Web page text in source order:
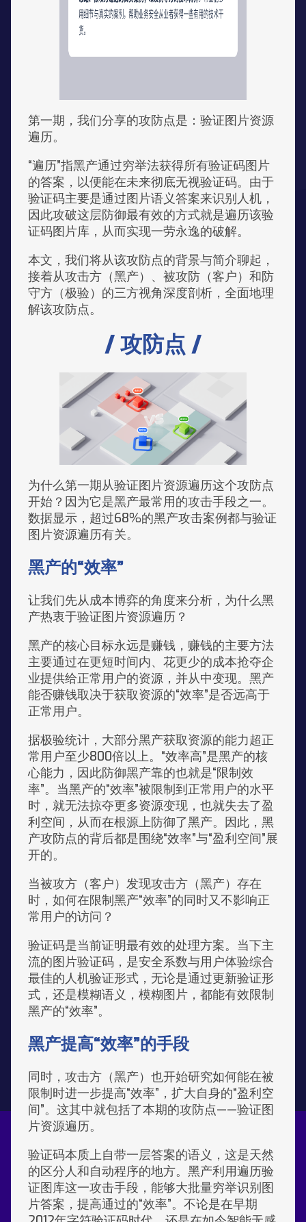
第一期，我们分享的攻防点是：验证图片资源
遍历。
“遍历”指黑产通过穷举法获得所有验证码图片
的答案，以便能在未来彻底无视验证码。由于
验证码主要是通过图片语义答案来识别人机，
因此攻破这层防御最有效的方式就是遍历该验
证码图片库，从而实现一劳永逸的破解。
本文，我们将从该攻防点的背景与简介聊起，
接着从攻击方（黑产）、被攻防（客户）和防
守方（极验）的三方视角深度剖析，全面地理
解该攻防点。
/ 攻防点 /
为什么第一期从验证图片资源遍历这个攻防点
开始？因为它是黑产最常用的攻击手段之一。
数据显示，超过68%的黑产攻击案例都与验证
图片资源遍历有关。
黑产的“效率”
让我们先从成本博弈的角度来分析，为什么黑
产热衷于验证图片资源遍历？
黑产的核心目标永远是赚钱，赚钱的主要方法
主要通过在更短时间内、花更少的成本抢夺企
业提供给正常用户的资源，并从中变现。黑产
能否赚钱取决于获取资源的“效率”是否远高于
正常用户。
据极验统计，大部分黑产获取资源的能力超正
常用户至少800倍以上。“效率高”是黑产的核
心能力，因此防御黑产靠的也就是“限制效
率”。当黑产的“效率”被限制到正常用户的水平
时，就无法掠夺更多资源变现，也就失去了盈
利空间，从而在根源上防御了黑产。因此，黑
产攻防点的背后都是围绕“效率”与“盈利空间”展
开的。
当被攻方（客户）发现攻击方（黑产）存在
时，如何在限制黑产“效率”的同时又不影响正
常用户的访问？
验证码是当前证明最有效的处理方案。当下主
流的图片验证码，是安全系数与用户体验综合
最佳的人机验证形式，无论是通过更新验证形
式，还是模糊语义，模糊图片，都能有效限制
黑产的“效率”。
黑产提高“效率”的手段
同时，攻击方（黑产）也开始研究如何能在被
限制时进一步提高“效率”，扩大自身的“盈利空
间”。这其中就包括了本期的攻防点——验证图
片资源遍历。
验证码本质上自带一层答案的语义，这是天然
的区分人和自动程序的地方。黑产利用遍历验
证图库这一攻击手段，能够大批量穷举识别图
片答案，提高通过的“效率”。不论是在早期